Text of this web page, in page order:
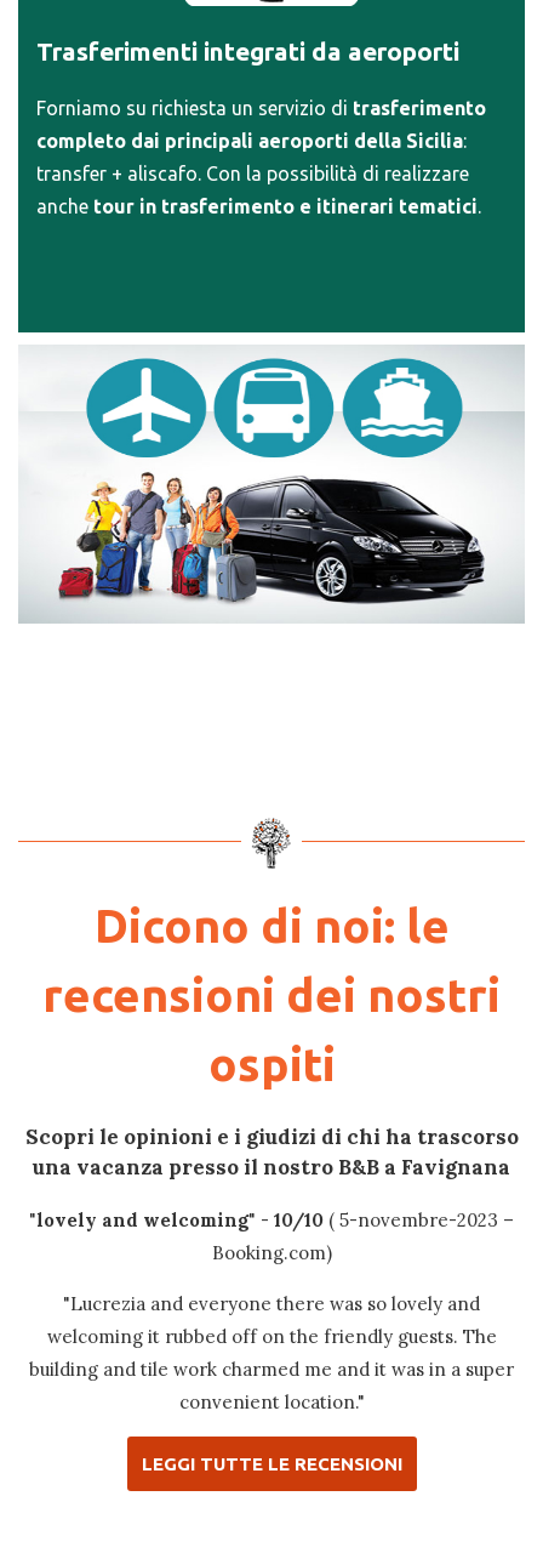
Trasferimenti integrati da aeroporti
Forniamo su richiesta un servizio di trasferimento
completo dai principali aeroporti della Sicilia:
transfer + aliscafo. Con la possibilità di realizzare
anche tour in trasferimento e itinerari tematici.
Dicono di noi: le
recensioni dei nostri
ospiti
Scopri le opinioni e i giudizi di chi ha trascorso
una vacanza presso il nostro B&B a Favignana
"lovely and welcoming" - 10/10 ( 5-novembre-2023 –
Booking.com)
"Lucrezia and everyone there was so lovely and
welcoming it rubbed off on the friendly guests. The
building and tile work charmed me and it was in a super
convenient location."
LEGGI TUTTE LE RECENSIONI